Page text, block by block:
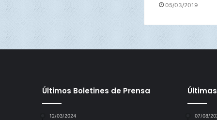
n
05/03/2019
Últimos Boletines de Prensa
12/03/2024 07/08/